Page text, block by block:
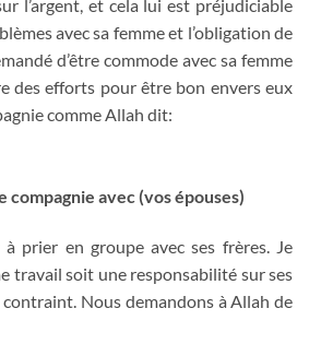
l’argent, et cela lui est préjudiciable
avec sa femme et l’obligation de
d’être commode avec sa femme
des efforts pour être bon envers eux
comme Allah dit:
compagnie avec (vos épouses)
à prier en groupe avec ses frères. Je
travail soit une responsabilité sur ses
contraint. Nous demandons à Allah de